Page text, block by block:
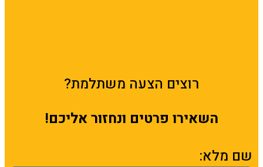
רוצים הצעה משתלמת?
השאירו פרטים ונחזור אליכם!
שם מלא: